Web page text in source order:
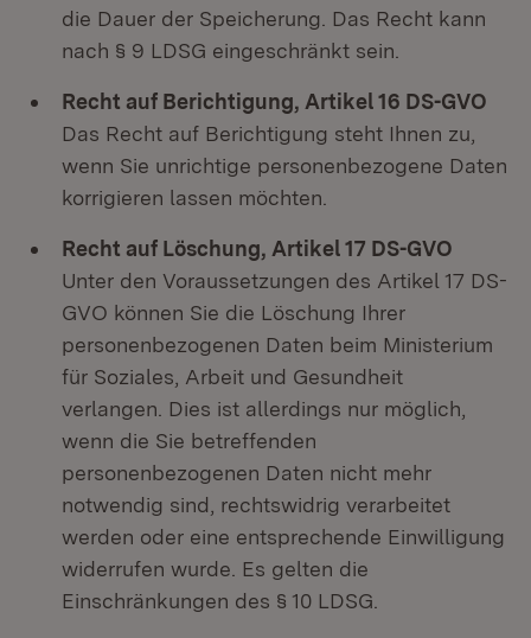
die Dauer der Speicherung. Das Recht kann
nach § 9 LDSG eingeschränkt sein.
Recht auf Berichtigung, Artikel 16 DS-GVO
Das Recht auf Berichtigung steht Ihnen zu,
wenn Sie unrichtige personenbezogene Daten
korrigieren lassen möchten.
Recht auf Löschung, Artikel 17 DS-GVO
Unter den Voraussetzungen des Artikel 17 DS-
GVO können Sie die Löschung Ihrer
personenbezogenen Daten beim Ministerium
für Soziales, Arbeit und Gesundheit
verlangen. Dies ist allerdings nur möglich,
wenn die Sie betreffenden
personenbezogenen Daten nicht mehr
notwendig sind, rechtswidrig verarbeitet
werden oder eine entsprechende Einwilligung
widerrufen wurde. Es gelten die
Einschränkungen des § 10 LDSG.